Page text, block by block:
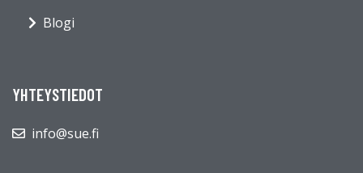
Blogi
YHTEYSTIEDOT
info@sue.fi